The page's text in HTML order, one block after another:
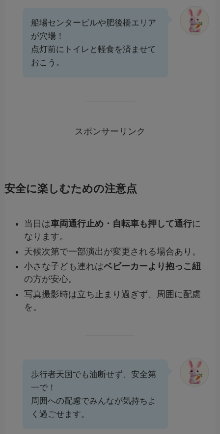
船場センタービルや肥後橋エリア
が穴場！
点灯前にトイレと軽食を済ませて
おこう。
スポンサーリンク
安全に楽しむための注意点
当日は車両通行止め・自転車も押して通行に
なります。
天候次第で一部演出が変更される場合あり。
小さな子ども連れはベビーカーより抱っこ紐
の方が安心。
写真撮影時は立ち止まり過ぎず、周囲に配慮
を。
歩行者天国でも油断せず、安全第
一で！
周囲への配慮でみんなが気持ちよ
く過ごせます。